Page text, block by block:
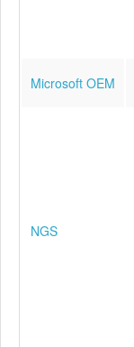
Microsoft OEM
NGS